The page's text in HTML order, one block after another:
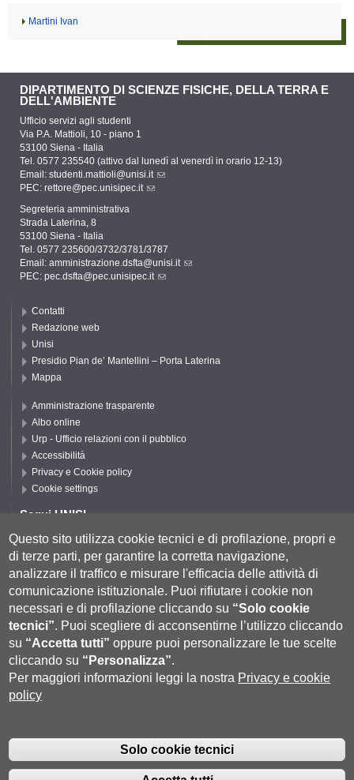
Martini Ivan
DIPARTIMENTO DI SCIENZE FISICHE, DELLA TERRA E
DELL'AMBIENTE
Ufficio servizi agli studenti
Via P.A. Mattioli, 10 - piano 1
53100 Siena - Italia
Tel. 0577 235540 (attivo dal lunedì al venerdì in orario 12-13)
Email: studenti.mattioli@unisi.it
PEC: rettore@pec.unisipec.it
Segreteria amministrativa
Strada Laterina, 8
53100 Siena - Italia
Tel. 0577 235600/3732/3781/3787
Email: amministrazione.dsfta@unisi.it
PEC: pec.dsfta@pec.unisipec.it
Contatti
Redazione web
Unisi
Presidio Pian de’ Mantellini – Porta Laterina
Mappa
Amministrazione trasparente
Albo online
Urp - Ufficio relazioni con il pubblico
Accessibilità
Privacy e Cookie policy
Cookie settings
Segui UNISI
Segui DSFTA
P.IVA 00273530527 | C.F. 80002070524 |Coordinate bancarie|Caselle
Pec: Posta Elettronica Certificata|Fatturazione Elettronica
Questo sito utilizza cookie tecnici e di profilazione, propri e
di terze parti, per garantire la corretta navigazione,
analizzare il traffico e misurare l'efficacia delle attività di
comunicazione istituzionale. Puoi rifiutare i cookie non
necessari e di profilazione cliccando su “Solo cookie
tecnici”. Puoi scegliere di acconsentirne l’utilizzo cliccando
su “Accetta tutti” oppure puoi personalizzare le tue scelte
cliccando su “Personalizza”.
Per maggiori informazioni leggi la nostra Privacy e cookie
policy
Solo cookie tecnici